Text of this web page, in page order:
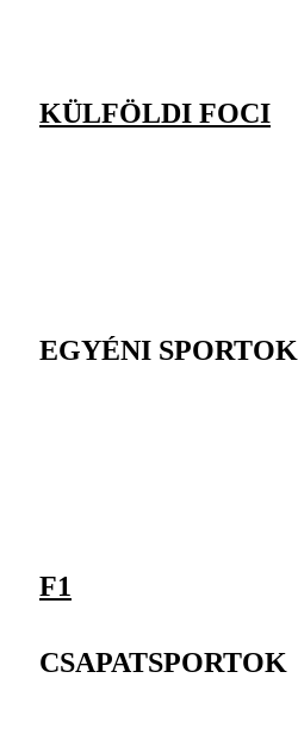
KÜLFÖLDI FOCI
EGYÉNI SPORTOK
F1
CSAPATSPORTOK